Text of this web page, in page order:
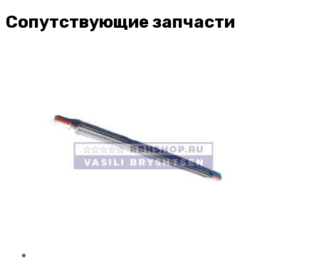
Сопутствующие запчасти